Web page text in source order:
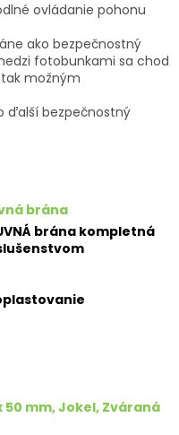
ovládanie pohonu
ako bezpečnostný
fotobunkami sa chod
možným
ďalší bezpečnostný
brána
brána kompletná
50 mm, Jokel, Zváraná